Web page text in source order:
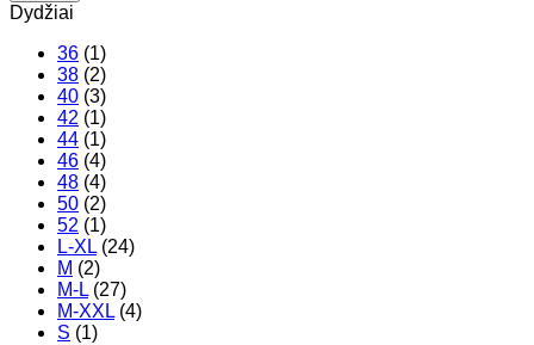
Dydžiai
36 (1)
38 (2)
40 (3)
42 (1)
44 (1)
46 (4)
48 (4)
50 (2)
52 (1)
L-XL (24)
M (2)
M-L (27)
M-XXL (4)
S (1)